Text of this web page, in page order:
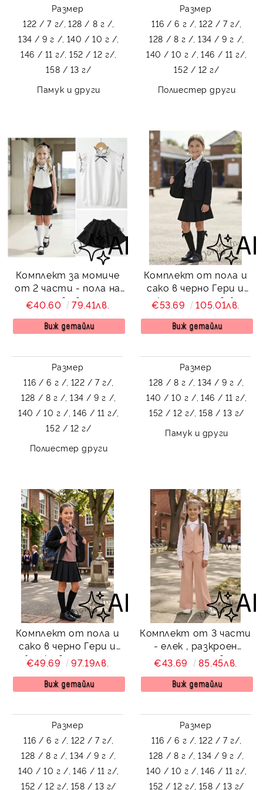
Contrast
Размер
122 / 7 г/, 128 / 8 г /,
134 / 9 г /, 140 / 10 г /,
146 / 11 г/, 152 / 12 г/,
158 / 13 г/
Памук и други
Размер
116 / 6 г /, 122 / 7 г/,
128 / 8 г /, 134 / 9 г /,
140 / 10 г /, 146 / 11 г/,
152 / 12 г/
Полиестер други
Комплект за момиче
от 2 части - пола на
пластове в черно
Евания и бяла риза с
къс ръкав Contrast с
€40.60 79.41лв.
Виж детайли
Размер
116 / 6 г /, 122 / 7 г/,
128 / 8 г /, 134 / 9 г /,
140 / 10 г /, 146 / 11 г/,
152 / 12 г/
Полиестер други
Комплект от пола и
сако в черно Гери и
шифонена риза в бяло
на точки Contrast
€53.69 105.01лв.
Виж детайли
Размер
128 / 8 г /, 134 / 9 г /,
140 / 10 г /, 146 / 11 г/,
152 / 12 г/, 158 / 13 г/
Памук и други
Комплект от пола и
сако в черно Гери и
блузка в пепел от
рози без ръкав с
панделка
€49.69 97.19лв.
Виж детайли
Размер
116 / 6 г /, 122 / 7 г/,
128 / 8 г /, 134 / 9 г /,
140 / 10 г /, 146 / 11 г/,
152 / 12 г/, 158 / 13 г/
Комплект от 3 части
- елек , разкроен
панталон в
прасковено и бяла
риза с дълъг ръкав,
€43.69 85.45лв.
Виж детайли
Размер
116 / 6 г /, 122 / 7 г/,
128 / 8 г /, 134 / 9 г /,
140 / 10 г /, 146 / 11 г/,
152 / 12 г/, 158 / 13 г/